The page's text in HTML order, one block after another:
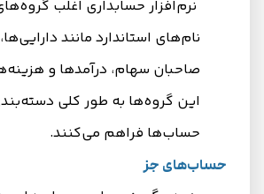
نرم‌افزار حسابداری اغلب
نام‌های استاندارد مانند
صاحبان سهام، درآمدها و
این گروه‌ها به طور کلی
حساب‌ها فراهم می‌کنند.
حساب‌های جز